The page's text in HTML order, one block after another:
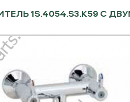
1S.4054.S3.K59 С